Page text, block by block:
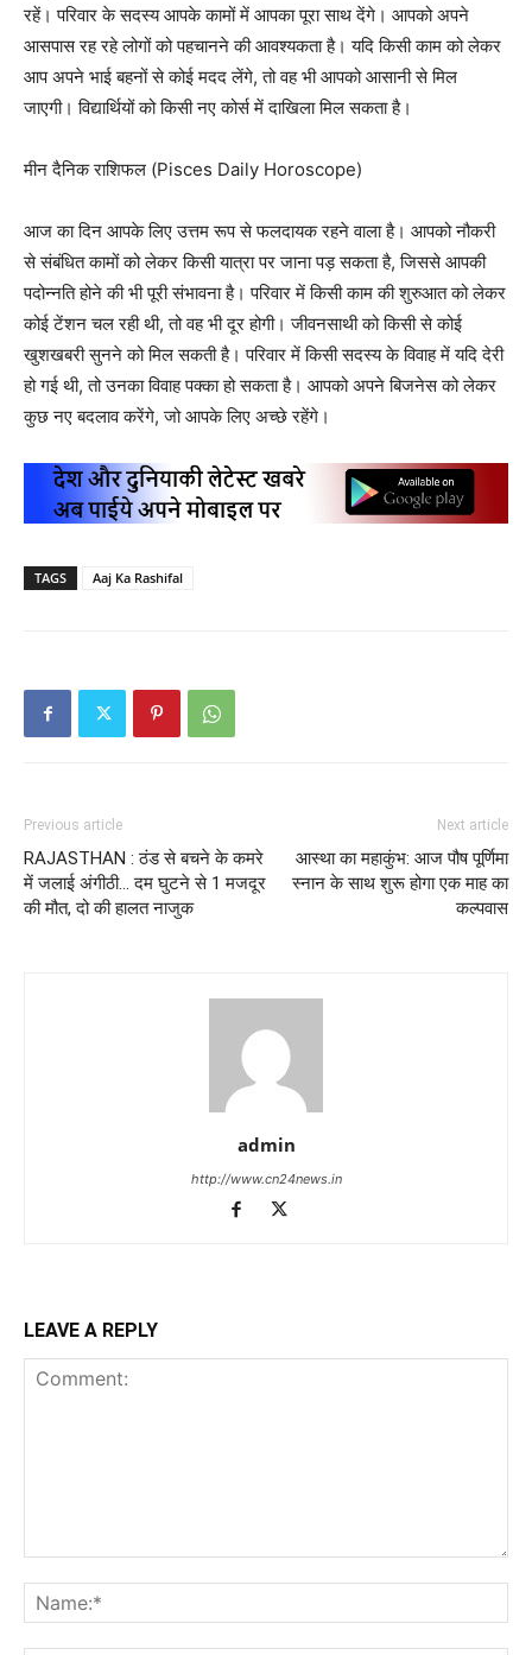
रहें। परिवार के सदस्य आपके कामों में आपका पूरा साथ देंगे। आपको अपने
आसपास रह रहे लोगों को पहचानने की आवश्यकता है। यदि किसी काम को लेकर
आप अपने भाई बहनों से कोई मदद लेंगे, तो वह भी आपको आसानी से मिल
जाएगी। विद्यार्थियों को किसी नए कोर्स में दाखिला मिल सकता है।
मीन दैनिक राशिफल (Pisces Daily Horoscope)
आज का दिन आपके लिए उत्तम रूप से फलदायक रहने वाला है। आपको नौकरी
से संबंधित कामों को लेकर किसी यात्रा पर जाना पड़ सकता है, जिससे आपकी
पदोन्नति होने की भी पूरी संभावना है। परिवार में किसी काम की शुरुआत को लेकर
कोई टेंशन चल रही थी, तो वह भी दूर होगी। जीवनसाथी को किसी से कोई
खुशखबरी सुनने को मिल सकती है। परिवार में किसी सदस्य के विवाह में यदि देरी
हो गई थी, तो उनका विवाह पक्का हो सकता है। आपको अपने बिजनेस को लेकर
कुछ नए बदलाव करेंगे, जो आपके लिए अच्छे रहेंगे।
TAGS Aaj Ka Rashifal
Previous article
RAJASTHAN : ठंड से बचने के कमरे
में जलाई अंगीठी… दम घुटने से 1 मजदूर
की मौत, दो की हालत नाजुक
Next article
आस्था का महाकुंभ: आज पौष पूर्णिमा
स्नान के साथ शुरू होगा एक माह का
कल्पवास
admin
http://www.cn24news.in
LEAVE A REPLY